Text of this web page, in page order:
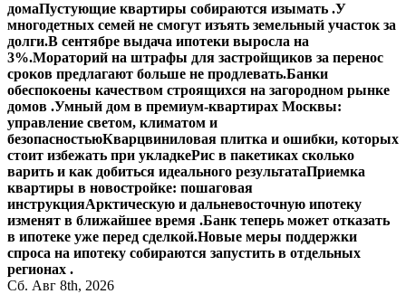
домаПустующие квартиры собираются изымать .У
многодетных семей не смогут изъять земельный участок за
долги.В сентябре выдача ипотеки выросла на
3%.Мораторий на штрафы для застройщиков за перенос
сроков предлагают больше не продлевать.Банки
обеспокоены качеством строящихся на загородном рынке
домов .Умный дом в премиум-квартирах Москвы:
управление светом, климатом и
безопасностьюКварцвиниловая плитка и ошибки, которых
стоит избежать при укладкеРис в пакетиках сколько
варить и как добиться идеального результатаПриемка
квартиры в новостройке: пошаговая
инструкцияАрктическую и дальневосточную ипотеку
изменят в ближайшее время .Банк теперь может отказать
в ипотеке уже перед сделкой.Новые меры поддержки
спроса на ипотеку собираются запустить в отдельных
регионах .
Сб. Авг 8th, 2026